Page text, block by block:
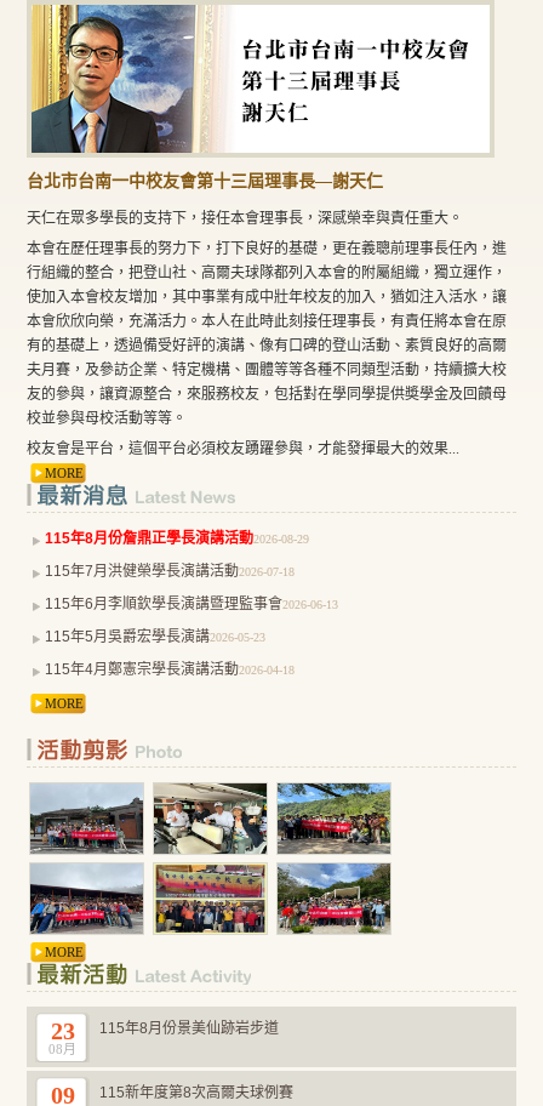
台北市台南一中校友會第十三屆理事長—謝天仁
天仁在眾多學長的支持下，接任本會理事長，深感榮幸與責任重大。
本會在歷任理事長的努力下，打下良好的基礎，更在義聰前理事長任內，進
行組織的整合，把登山社、高爾夫球隊都列入本會的附屬組織，獨立運作，
使加入本會校友增加，其中事業有成中壯年校友的加入，猶如注入活水，讓
本會欣欣向榮，充滿活力。本人在此時此刻接任理事長，有責任將本會在原
有的基礎上，透過備受好評的演講、像有口碑的登山活動、素質良好的高爾
夫月賽，及參訪企業、特定機構、團體等等各種不同類型活動，持續擴大校
友的參與，讓資源整合，來服務校友，包括對在學同學提供奬學金及回饋母
校並參與母校活動等等。
校友會是平台，這個平台必須校友踴躍參與，才能發揮最大的效果...
MORE
115年8月份詹鼎正學長演講活動2026-08-29
115年7月洪健榮學長演講活動2026-07-18
115年6月李順欽學長演講暨理監事會2026-06-13
115年5月吳爵宏學長演講2026-05-23
115年4月鄭憲宗學長演講活動2026-04-18
MORE
MORE
23
08月
115年8月份景美仙跡岩步道
09 115新年度第8次高爾夫球例賽